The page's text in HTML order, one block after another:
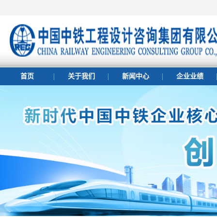
首页 关于我们 新闻中心 企业业绩